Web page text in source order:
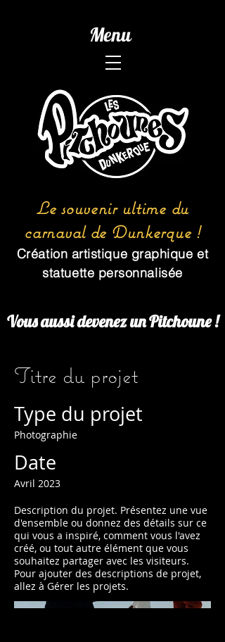
Le souvenir ultime du
carnaval de Dunkerque !
Création artistique graphique et
statuette personnalisée
Menu
Vous aussi devenez un Pitchoune !
Titre du projet
Type du projet
Photographie
Date
Avril 2023
Description du projet. Présentez une vue
d'ensemble ou donnez des détails sur ce
qui vous a inspiré, comment vous l'avez
créé, ou tout autre élément que vous
souhaitez partager avec les visiteurs.
Pour ajouter des descriptions de projet,
allez à Gérer les projets.